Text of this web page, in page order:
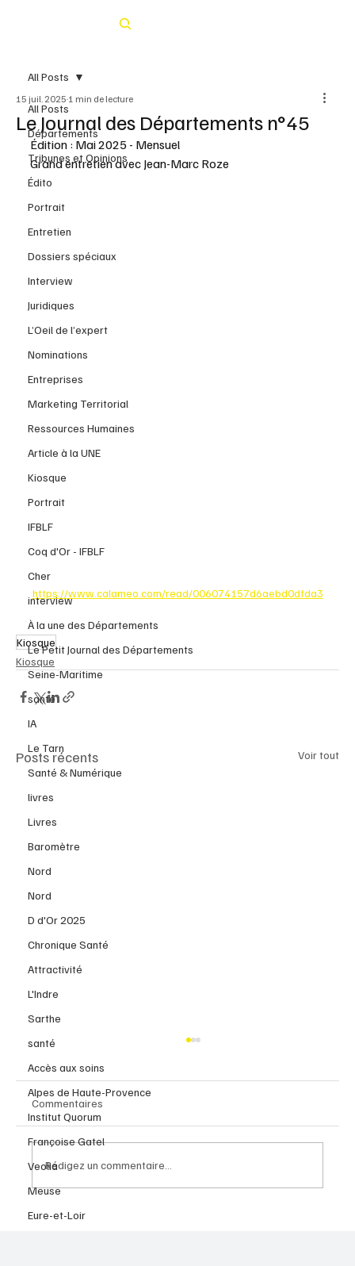
All Posts
Départements
Tribunes et Opinions
Édito
Portrait
Entretien
Dossiers spéciaux
Interview
Juridiques
L’Oeil de l’expert
Nominations
Entreprises
Marketing Territorial
Ressources Humaines
Article à la UNE
Kiosque
Portrait
IFBLF
Coq d'Or - IFBLF
Cher
interview
À la une des Départements
Le Petit Journal des Départements
Seine-Maritime
santé
IA
Le Tarn
Santé & Numérique
livres
Livres
Baromètre
Nord
Nord
D d'Or 2025
Chronique Santé
Attractivité
L'Indre
Sarthe
santé
Accès aux soins
Alpes de Haute-Provence
Institut Quorum
Françoise Gatel
Veolia
Meuse
Eure-et-Loir
All Posts
Le Journal des Départements n°45
15 juil. 2025 1 min de lecture
Édition : Mai 2025 - Mensuel
Grand entretien avec Jean-Marc Roze
https://www.calameo.com/read/006074157d6aebd0dfda3
Kiosque
Kiosque
Posts récents Voir tout
Le Journal des Départements n°57 - Juillet
Commentaires
Rédigez un commentaire...